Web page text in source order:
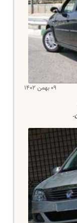
۰۹ بهمن ۱۴۰۲